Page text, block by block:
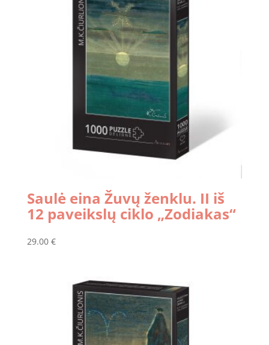
Saulė eina Žuvų ženklu. II iš
12 paveikslų ciklo „Zodiakas“
29.00 €